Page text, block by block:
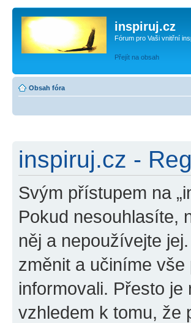
inspiruj.cz
Fórum pro Vaši vnitřní
Přejít na obsah
Obsah fóra
inspiruj.cz -
Svým přístupem na
Pokud nesouhlasíte,
něj a nepoužívejte
změnit a učiníme
informovali. Přesto
vzhledem k tomu, že